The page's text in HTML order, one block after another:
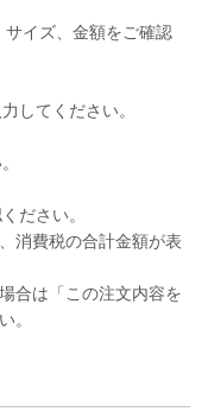
イズ、金額をご確認
してください。
ださい。
消費税の合計金額が表
合は「この注文内容を
。